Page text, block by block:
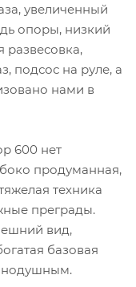
увеличенный
опоры, низкий
развесовка,
подсос на руле, а
нами в
600 нет
продуманная,
техника
преграды.
вид,
базовая